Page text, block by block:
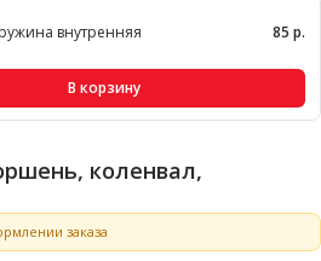
внутренняя 85 р.
В корзину
коленвал,
заказа